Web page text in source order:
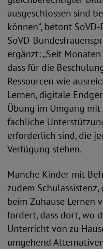
ausgeschlossen sind
können“, betont
SoVD-
ergänzt: „Seit
dass für die
Ressourcen wie
Lernen, digitale
Übung im Umgang
fachliche
erforderlich sind, die
Verfügung stehen.
Manche Kinder mit
zudem
beim Zuhause Lernen
fordert, dass dort, wo
Unterricht von zu
umgehend